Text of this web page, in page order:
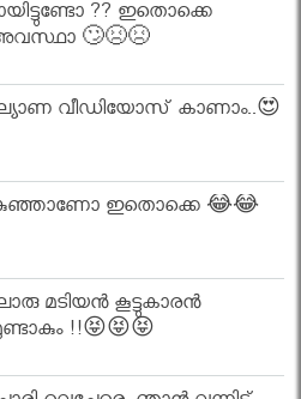
?? ഇതൊക്കെ
🙄😣😣
വീഡിയോസ് കാണാം..😍
കുഞ്ഞാണോ ഇതൊക്കെ 😂😂
മടിയൻ കൂട്ടുകാരൻ
!!😝😝😝